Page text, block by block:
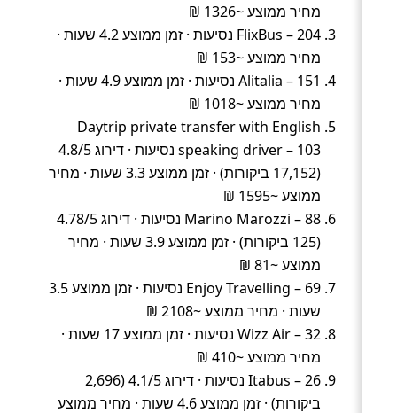
מחיר ממוצע ~1326 ₪
FlixBus – 204 נסיעות · זמן ממוצע 4.2 שעות ·
מחיר ממוצע ~153 ₪
Alitalia – 151 נסיעות · זמן ממוצע 4.9 שעות ·
מחיר ממוצע ~1018 ₪
Daytrip private transfer with English
speaking driver – 103 נסיעות · דירוג 4.8/5
(17,152 ביקורות) · זמן ממוצע 3.3 שעות · מחיר
ממוצע ~1595 ₪
Marino Marozzi – 88 נסיעות · דירוג 4.78/5
(125 ביקורות) · זמן ממוצע 3.9 שעות · מחיר
ממוצע ~81 ₪
Enjoy Travelling – 69 נסיעות · זמן ממוצע 3.5
שעות · מחיר ממוצע ~2108 ₪
Wizz Air – 32 נסיעות · זמן ממוצע 17 שעות ·
מחיר ממוצע ~410 ₪
Itabus – 26 נסיעות · דירוג 4.1/5 (2,696
ביקורות) · זמן ממוצע 4.6 שעות · מחיר ממוצע